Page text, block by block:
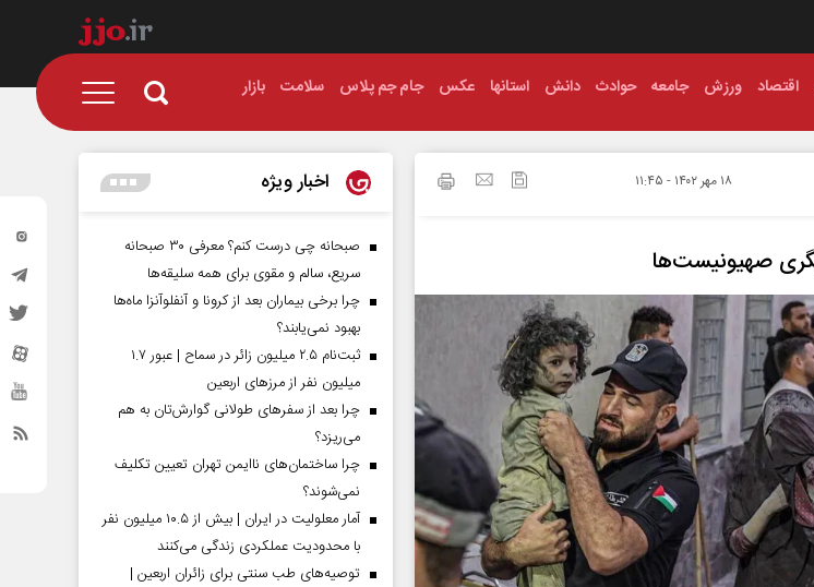
اقتصاد ورزش جامعه حوادث دانش استانها عکس جام جم پلاس سلامت بازار
۱۸ مهر ۱۴۰۲ - ۱۱:۴۵ اخبار ویژه
صبحانه چی درست کنم؟ معرفی ۳۰ صبحانه
سریع، سالم و مقوی برای همه سلیقه‌ها
چرا برخی بیماران بعد از کرونا و آنفلوآنزا ماه‌ها
بهبود نمی‌یابند؟
ثبت‌نام ۲.۵ میلیون زائر در سماح | عبور ۱.۷
میلیون نفر از مرز‌های اربعین
چرا بعد از سفرهای طولانی گوارش‌تان به هم
می‌ریزد؟
چرا ساختمان‌های ناایمن تهران تعیین تکلیف
نمی‌شوند؟
آمار معلولیت در ایران | بیش از ۱۰.۵ میلیون نفر
با محدودیت عملکردی زندگی می‌کنند
توصیه‌های طب سنتی برای زائران اربعین |